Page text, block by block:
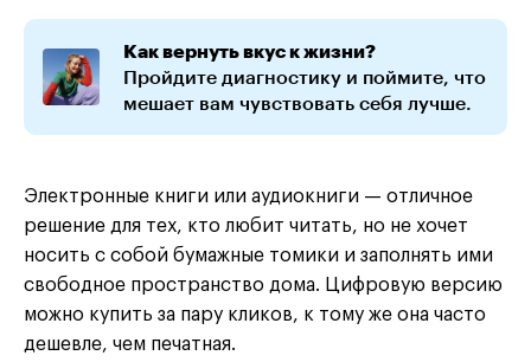
Как вернуть вкус к жизни?
Пройдите диагностику и поймите, что
мешает вам чувствовать себя лучше.
Электронные книги или аудиокниги — отличное
решение для тех, кто любит читать, но не хочет
носить с собой бумажные томики и заполнять ими
свободное пространство дома. Цифровую версию
можно купить за пару кликов, к тому же она часто
дешевле, чем печатная.